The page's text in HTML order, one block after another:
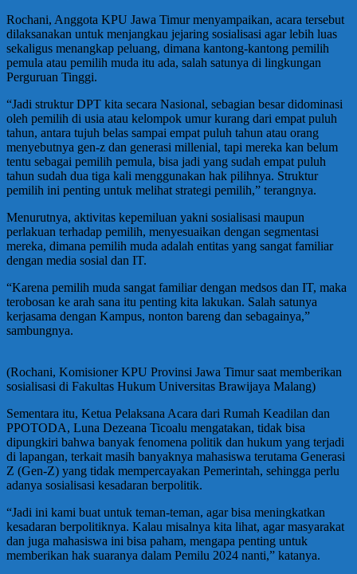
Rochani, Anggota KPU Jawa Timur menyampaikan, acara tersebut
dilaksanakan untuk menjangkau jejaring sosialisasi agar lebih luas
sekaligus menangkap peluang, dimana kantong-kantong pemilih
pemula atau pemilih muda itu ada, salah satunya di lingkungan
Perguruan Tinggi.
“Jadi struktur DPT kita secara Nasional, sebagian besar didominasi
oleh pemilih di usia atau kelompok umur kurang dari empat puluh
tahun, antara tujuh belas sampai empat puluh tahun atau orang
menyebutnya gen-z dan generasi millenial, tapi mereka kan belum
tentu sebagai pemilih pemula, bisa jadi yang sudah empat puluh
tahun sudah dua tiga kali menggunakan hak pilihnya. Struktur
pemilih ini penting untuk melihat strategi pemilih,” terangnya.
Menurutnya, aktivitas kepemiluan yakni sosialisasi maupun
perlakuan terhadap pemilih, menyesuaikan dengan segmentasi
mereka, dimana pemilih muda adalah entitas yang sangat familiar
dengan media sosial dan IT.
“Karena pemilih muda sangat familiar dengan medsos dan IT, maka
terobosan ke arah sana itu penting kita lakukan. Salah satunya
kerjasama dengan Kampus, nonton bareng dan sebagainya,”
sambungnya.
(Rochani, Komisioner KPU Provinsi Jawa Timur saat memberikan
sosialisasi di Fakultas Hukum Universitas Brawijaya Malang)
Sementara itu, Ketua Pelaksana Acara dari Rumah Keadilan dan
PPOTODA, Luna Dezeana Ticoalu mengatakan, tidak bisa
dipungkiri bahwa banyak fenomena politik dan hukum yang terjadi
di lapangan, terkait masih banyaknya mahasiswa terutama Generasi
Z (Gen-Z) yang tidak mempercayakan Pemerintah, sehingga perlu
adanya sosialisasi kesadaran berpolitik.
“Jadi ini kami buat untuk teman-teman, agar bisa meningkatkan
kesadaran berpolitiknya. Kalau misalnya kita lihat, agar masyarakat
dan juga mahasiswa ini bisa paham, mengapa penting untuk
memberikan hak suaranya dalam Pemilu 2024 nanti,” katanya.